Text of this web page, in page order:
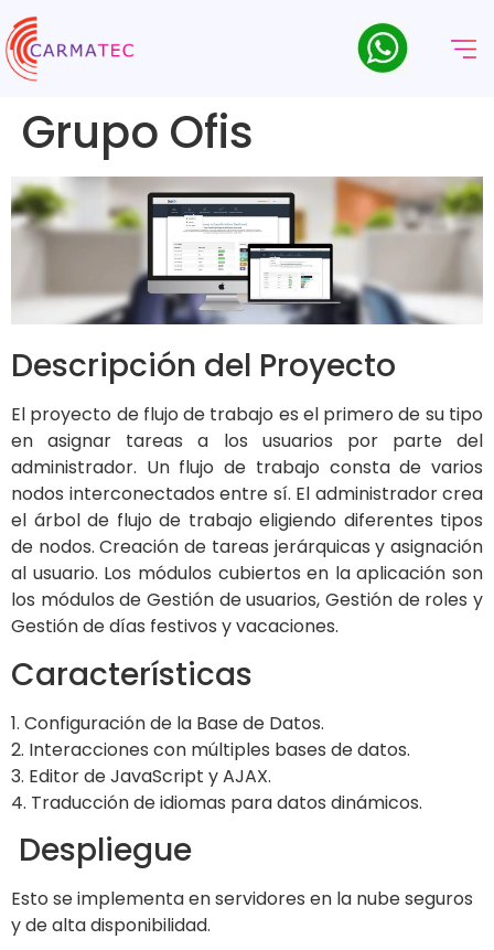
Grupo Ofis
Descripción del Proyecto
El proyecto de flujo de trabajo es el primero de su tipo
en asignar tareas a los usuarios por parte del
administrador. Un flujo de trabajo consta de varios
nodos interconectados entre sí. El administrador crea
el árbol de flujo de trabajo eligiendo diferentes tipos
de nodos. Creación de tareas jerárquicas y asignación
al usuario. Los módulos cubiertos en la aplicación son
los módulos de Gestión de usuarios, Gestión de roles y
Gestión de días festivos y vacaciones.
Características
1. Configuración de la Base de Datos.
2. Interacciones con múltiples bases de datos.
3. Editor de JavaScript y AJAX.
4. Traducción de idiomas para datos dinámicos.
Despliegue
Esto se implementa en servidores en la nube seguros
y de alta disponibilidad.